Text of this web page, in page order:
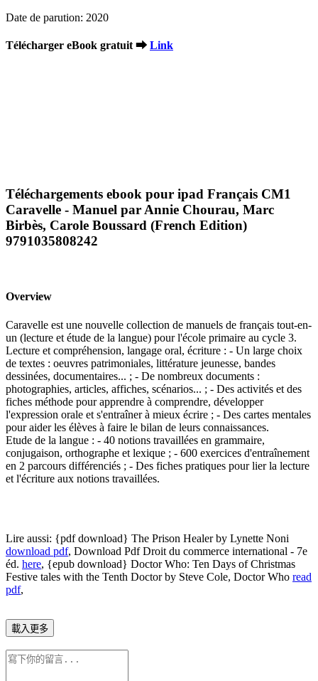
Date de parution: 2020
Télécharger eBook gratuit ➡ Link
Téléchargements ebook pour ipad Français CM1
Caravelle - Manuel par Annie Chourau, Marc
Birbès, Carole Boussard (French Edition)
9791035808242
Overview
Caravelle est une nouvelle collection de manuels de français tout-en-
un (lecture et étude de la langue) pour l'école primaire au cycle 3.
Lecture et compréhension, langage oral, écriture : - Un large choix
de textes : oeuvres patrimoniales, littérature jeunesse, bandes
dessinées, documentaires... ; - De nombreux documents :
photographies, articles, affiches, scénarios... ; - Des activités et des
fiches méthode pour apprendre à comprendre, développer
l'expression orale et s'entraîner à mieux écrire ; - Des cartes mentales
pour aider les élèves à faire le bilan de leurs connaissances.
Etude de la langue : - 40 notions travaillées en grammaire,
conjugaison, orthographe et lexique ; - 600 exercices d'entraînement
en 2 parcours différenciés ; - Des fiches pratiques pour lier la lecture
et l'écriture aux notions travaillées.
Lire aussi: {pdf download} The Prison Healer by Lynette Noni
download pdf, Download Pdf Droit du commerce international - 7e
éd. here, {epub download} Doctor Who: Ten Days of Christmas
Festive tales with the Tenth Doctor by Steve Cole, Doctor Who read
pdf,
載入更多